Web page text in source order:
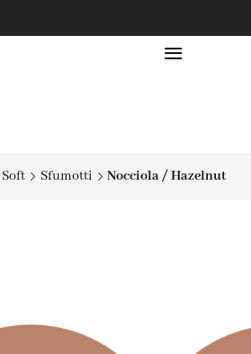
Sfumotti Nocciola / Hazelnut